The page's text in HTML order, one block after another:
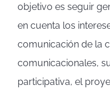
objetivo es seguir
en cuenta los
comunicación de la
comunicacionales,
participativa, el